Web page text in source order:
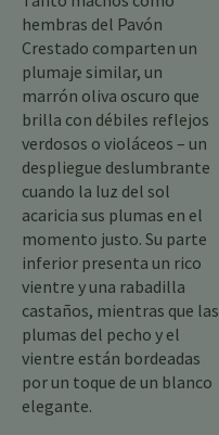
hembras del Pavón
Crestado comparten un
plumaje similar, un
marrón oliva oscuro que
brilla con débiles reflejos
verdosos o violáceos – un
despliegue deslumbrante
cuando la luz del sol
acaricia sus plumas en el
momento justo. Su parte
inferior presenta un rico
vientre y una rabadilla
castaños, mientras que las
plumas del pecho y el
vientre están bordeadas
por un toque de un blanco
elegante.